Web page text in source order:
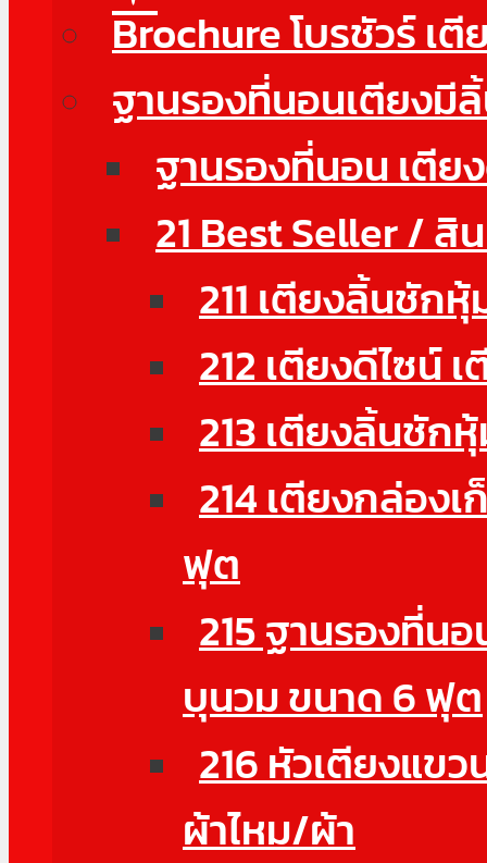
Brochure โบรชัวร์ เ
ฐานรองที่นอนเตียงมี
ฐานรองที่นอน เตีย
21 Best Seller / สิ
211 เตียงลิ้นชัก
212 เตียงดีไซน์
213 เตียงลิ้นชัก
214 เตียงกล่อง
ฟุต
215 ฐานรองที่น
บุนวม ขนาด 6 ฟุต
216 หัวเตียงแข
ผ้าไหม/ผ้า